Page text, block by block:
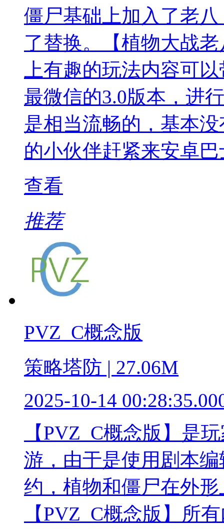
僵尸基础上加入了老
了替换。【植物大战
上有趣的玩法内容可
最微信的3.0版本，进
是相当流畅的，基本
的小伙伴赶紧来安卓
查看
推荐
PVZ_C概念版
策略塔防 | 27.06M
2025-10-14
【PVZ_C概念版】是
游，由于是使用剧本
约，植物和僵尸在外
【PVZ_C概念版】所